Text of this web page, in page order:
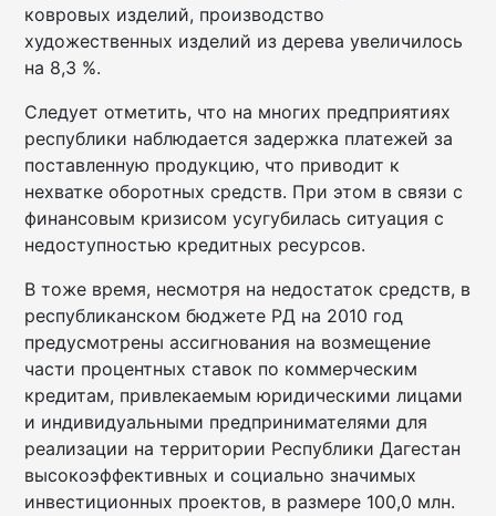
ковровых изделий, производство
художественных изделий из дерева увеличилось
на 8,3 %.
Следует отметить, что на многих предприятиях
республики наблюдается задержка платежей за
поставленную продукцию, что приводит к
нехватке оборотных средств. При этом в связи с
финансовым кризисом усугубилась ситуация с
недоступностью кредитных ресурсов.
В тоже время, несмотря на недостаток средств, в
республиканском бюджете РД на 2010 год
предусмотрены ассигнования на возмещение
части процентных ставок по коммерческим
кредитам, привлекаемым юридическими лицами
и индивидуальными предпринимателями для
реализации на территории Республики Дагестан
высокоэффективных и социально значимых
инвестиционных проектов, в размере 100,0 млн.